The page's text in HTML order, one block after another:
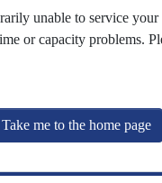
unable to service your
or capacity problems.
Take me to the home page